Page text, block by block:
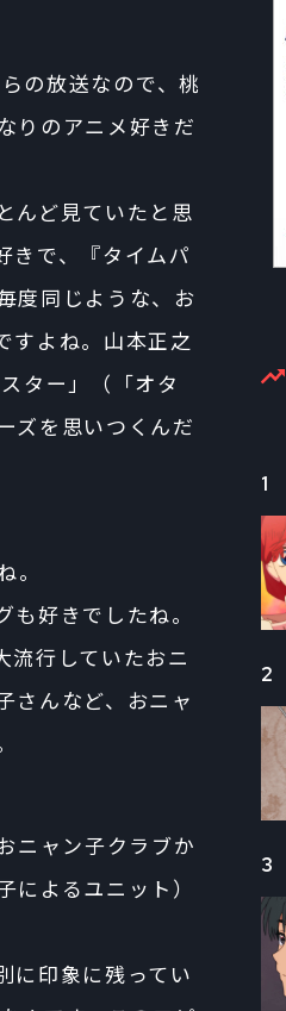
の放送なので、桃
りのアニメ好きだ
んど見ていたと思
きで、『タイムパ
度同じような、お
すよね。山本正之
ター」（「オタ
ズを思いつくんだ
。
好きでしたね。
流行していたおニ
さんなど、おニャ
ニャン子クラブか
よるユニット）
に印象に残ってい
1
2
3